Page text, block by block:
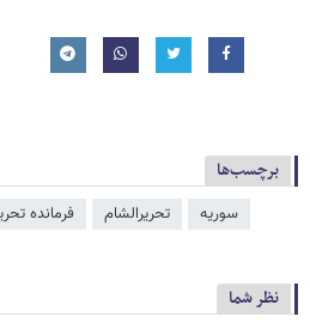
برچسب‌ها
سوریه تحریرالشام فرمانده
نظر شما